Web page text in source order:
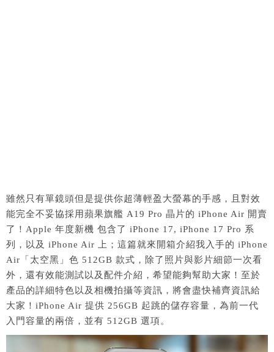
雖然只有單鏡頭但是提供你超薄輕盈大螢幕的手感，且對效
能完全不妥協採用蘋果旗艦 A19 Pro 晶片的 iPhone Air 開賣
了！Apple 年度新機 包含了 iPhone 17, iPhone 17 Pro 系
列，以及 iPhone Air 上；這篇就來開箱介紹我入手的 iPhone
Air「太空黑」色 512GB 款式，除了照片與影片細節一次看
外，還有效能測試以及配件介紹，希望能夠幫助大家！至於
產品的詳細特色以及相機拍攝等資訊，將會盡快補齊資訊給
大家！iPhone Air 提供 256GB 起跳的儲存容量，為前一代
入門容量的兩倍，並有 512GB 選項。